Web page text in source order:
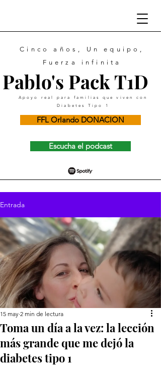
Pablo's Pack T1D
Cinco años, Un equipo,
Fuerza infinita
Apoyo real para familias que viven con
Diabetes Tipo 1
FFL Orlando DONACION
Escucha el podcast
Entrada
Toma un día a la vez: la lección
más grande que me dejó la
diabetes tipo 1
15 may 2 min de lectura